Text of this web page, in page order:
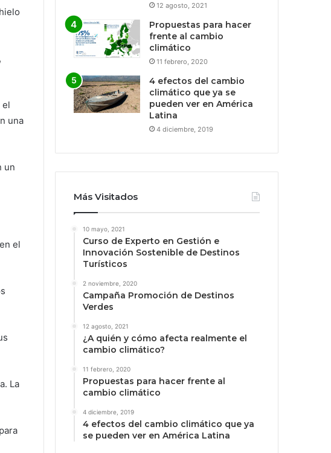
el
una
un
el
La
12 agosto, 2021
Propuestas para hacer
frente al cambio
climático
11 febrero, 2020
4 efectos del cambio
climático que ya se
pueden ver en América
Latina
4 diciembre, 2019
Más Visitados
10 mayo, 2021
Curso de Experto en Gestión e
Innovación Sostenible de Destinos
Turísticos
2 noviembre, 2020
Campaña Promoción de Destinos
Verdes
12 agosto, 2021
¿A quién y cómo afecta realmente el
cambio climático?
11 febrero, 2020
Propuestas para hacer frente al
cambio climático
4 diciembre, 2019
4 efectos del cambio climático que ya
se pueden ver en América Latina